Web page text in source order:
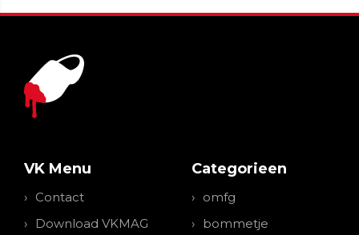
VK Menu
Contact
Download VKMAG
Categorieen
omfg
bommetje